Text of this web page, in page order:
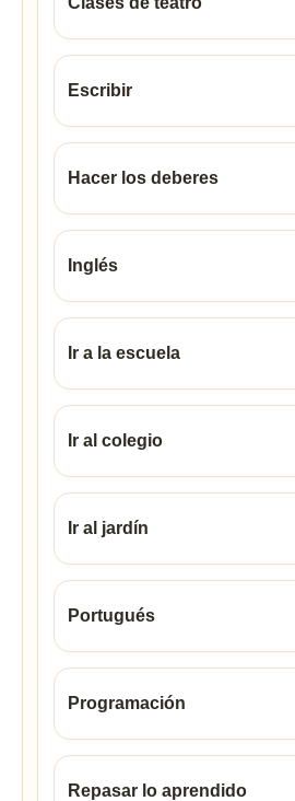
Escribir
Hacer los deberes
Inglés
Ir a la escuela
Ir al colegio
Ir al jardín
Portugués
Programación
Repasar lo aprendido